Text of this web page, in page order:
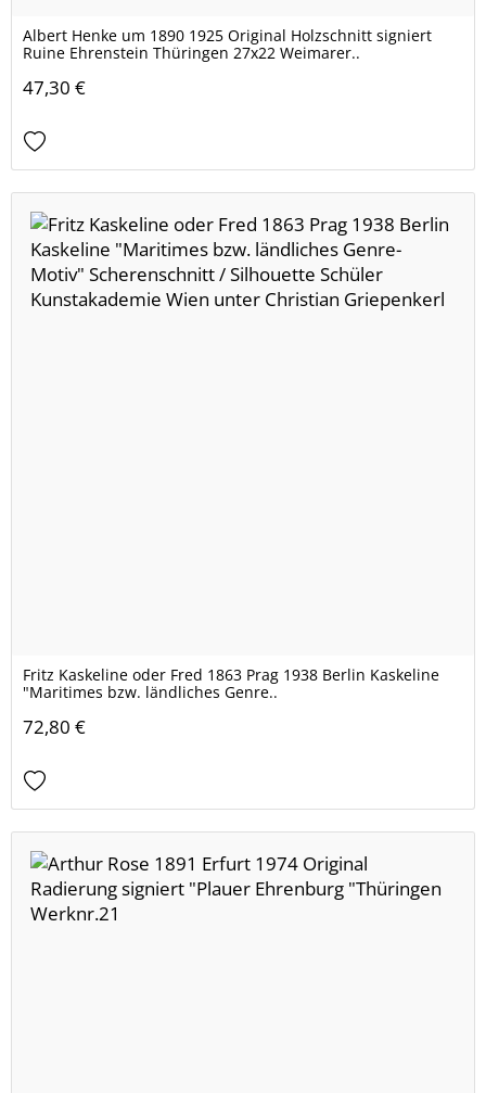
Albert Henke um 1890 1925 Original Holzschnitt signiert
Ruine Ehrenstein Thüringen 27x22 Weimarer..
47,30 €
Fritz Kaskeline oder Fred 1863 Prag 1938 Berlin Kaskeline
"Maritimes bzw. ländliches Genre..
72,80 €